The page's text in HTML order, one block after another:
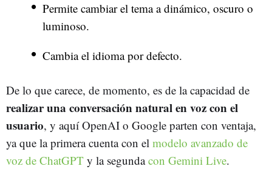
Permite cambiar el tema a dinámico, oscuro o
luminoso.
Cambia el idioma por defecto.
De lo que carece, de momento, es de la capacidad de
realizar una conversación natural en voz con el
usuario, y aquí OpenAI o Google parten con ventaja,
ya que la primera cuenta con el modelo avanzado de
voz de ChatGPT y la segundacon Gemini Live.